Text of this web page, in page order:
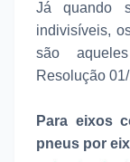
Já quando
indivisíveis,
são
Resolução
Para eixos
pneus por